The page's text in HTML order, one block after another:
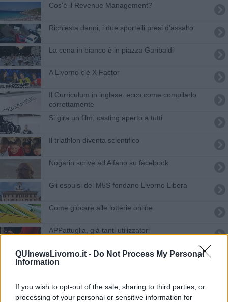
QUInewsLivorno.it - Do Not Process My Personal
Information
If you wish to opt-out of the sale, sharing to third parties, or
processing of your personal or sensitive information for
Cos'è il Revenue Management?
Richiesta danni, i due sportelli presi d'assalto
La cena in bianco è in piazza Garibaldi
A Livorno c'è X Factor
​Il Curriculum in inglese: ecco come compilarlo
correttamente
Si gira un film, casting aperto a tutti
Il triathlon diventa scientifico
Nogarin scrive ad Alfano su facebook
Gli espulsi del M5S fondano Livorno Libera
Come giocare alle lotterie online
APPattuglia, già tanti utilizzatori
Servizio civile alla Asl, 102 posti disponibili
Aamps potenzia i servizi per disabili e malati